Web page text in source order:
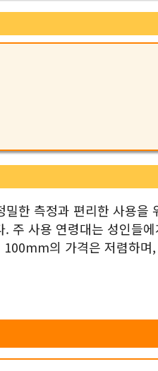
한 측정과 편리한 사용을
주 사용 연령대는 성인들에
100mm의 가격은 저렴하며